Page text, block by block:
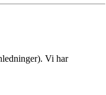
Vi har